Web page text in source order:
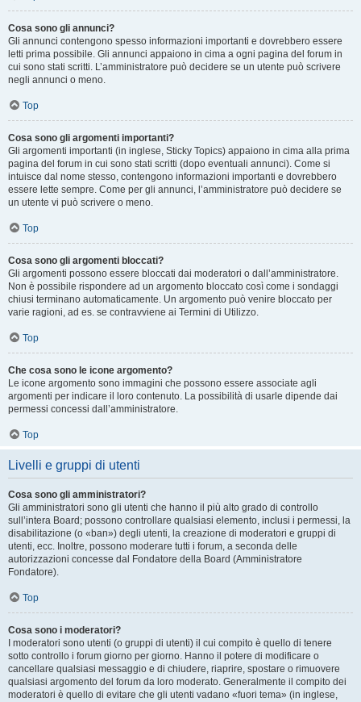
Cosa sono gli annunci?
Gli annunci contengono spesso informazioni importanti e dovrebbero essere
letti prima possibile. Gli annunci appaiono in cima a ogni pagina del forum in
cui sono stati scritti. L’amministratore può decidere se un utente può scrivere
negli annunci o meno.
Top
Cosa sono gli argomenti importanti?
Gli argomenti importanti (in inglese, Sticky Topics) appaiono in cima alla prima
pagina del forum in cui sono stati scritti (dopo eventuali annunci). Come si
intuisce dal nome stesso, contengono informazioni importanti e dovrebbero
essere lette sempre. Come per gli annunci, l’amministratore può decidere se
un utente vi può scrivere o meno.
Top
Cosa sono gli argomenti bloccati?
Gli argomenti possono essere bloccati dai moderatori o dall’amministratore.
Non è possibile rispondere ad un argomento bloccato così come i sondaggi
chiusi terminano automaticamente. Un argomento può venire bloccato per
varie ragioni, ad es. se contravviene ai Termini di Utilizzo.
Top
Che cosa sono le icone argomento?
Le icone argomento sono immagini che possono essere associate agli
argomenti per indicare il loro contenuto. La possibilità di usarle dipende dai
permessi concessi dall’amministratore.
Top
Livelli e gruppi di utenti
Cosa sono gli amministratori?
Gli amministratori sono gli utenti che hanno il più alto grado di controllo
sull’intera Board; possono controllare qualsiasi elemento, inclusi i permessi, la
disabilitazione (o «ban») degli utenti, la creazione di moderatori e gruppi di
utenti, ecc. Inoltre, possono moderare tutti i forum, a seconda delle
autorizzazioni concesse dal Fondatore della Board (Amministratore
Fondatore).
Top
Cosa sono i moderatori?
I moderatori sono utenti (o gruppi di utenti) il cui compito è quello di tenere
sotto controllo i forum giorno per giorno. Hanno il potere di modificare o
cancellare qualsiasi messaggio e di chiudere, riaprire, spostare o rimuovere
qualsiasi argomento del forum da loro moderato. Generalmente il compito dei
moderatori è quello di evitare che gli utenti vadano «fuori tema» (in inglese,